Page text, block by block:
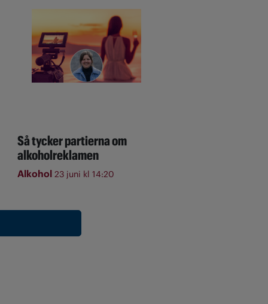
Så tycker partierna om
alkoholreklamen
Alkohol 23 juni kl 14:20